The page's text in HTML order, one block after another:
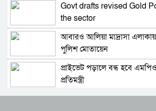
শুভেন্দুর কৌশলে বদলে যাচ্ছে
সমীকরণ
বাংলাদেশের সঙ্গে ফারাক্কা চুক্তি
ভারতীয় এমপির
মোদিকে নেতানিয়াহুর ফোন;
সম্পর্ক গড়তে চায় ভারত
Govt drafts revised Gold
the sector
আবারও আলিয়া মাদ্রাসা
পুলিশ মোতায়েন
প্রাইভেট পড়ালে বন্ধ হবে
প্রতিমন্ত্রী
৫৪ রানে অলআউট হয়ে ইনিংস